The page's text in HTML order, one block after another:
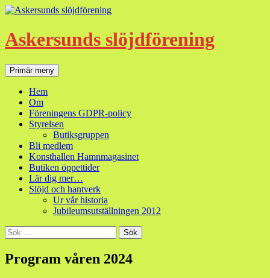
Hoppa
innehåll
Askersunds slöjdförening
SökPrimär meny
Hem
Om
Föreningens GDPR-policy
Styrelsen
Butiksgruppen
Bli medlem
Konsthallen Hamnmagasinet
Butiken öppettider
Lär dig mer…
Slöjd och hantverk
Ur vår historia
Jubileumsutställningen 2012
Sök
efter:
Program våren 2024